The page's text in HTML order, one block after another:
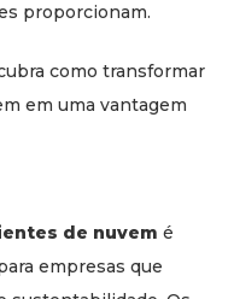
proporcionam.
como transformar
em uma vantagem
de nuvem é
empresas que